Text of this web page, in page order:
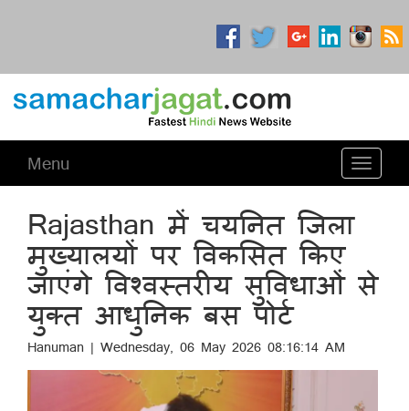
Toggle
Menu
Rajasthan में चयनित जिला
मुख्यालयों पर विकसित किए
जाएंगे विश्वस्तरीय सुविधाओं से
युक्त आधुनिक बस पोर्ट
Hanuman | Wednesday, 06 May 2026 08:16:14 AM